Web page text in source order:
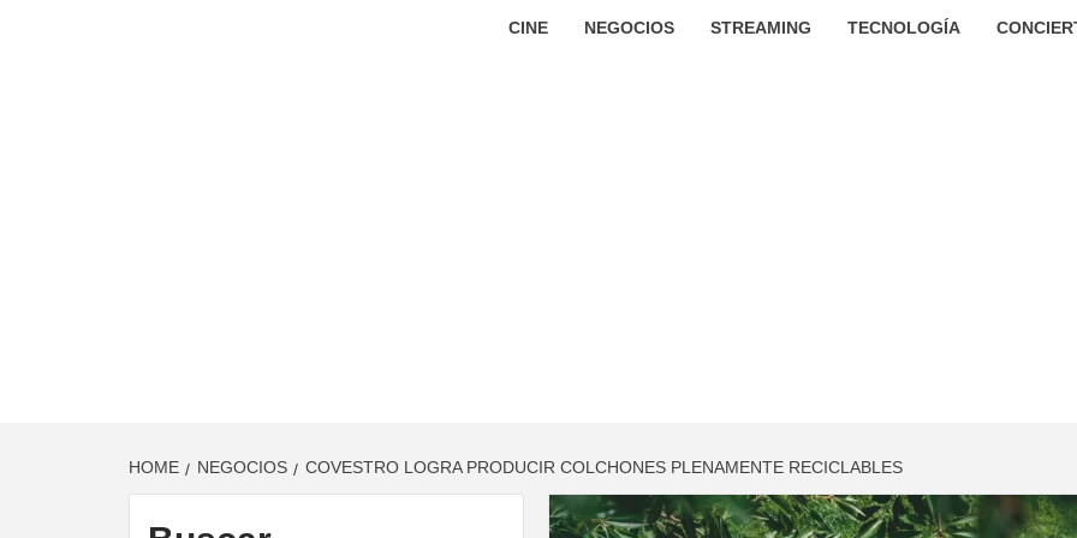
CINE NEGOCIOS STREAMING TECNOLOGÍA
HOME NEGOCIOS COVESTRO LOGRA PRODUCIR COLCHONES PLENAMENTE RECICLABLES